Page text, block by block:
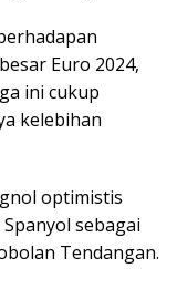
Euro 2024,
ini cukup
kelebihan
optimistis
sebagai
Tendangan.